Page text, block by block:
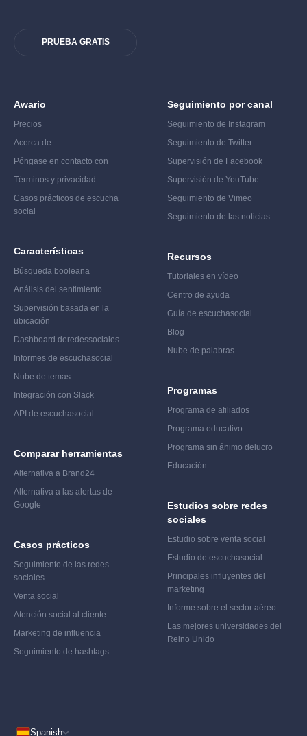
PRUEBA GRATIS
Awario
Precios
Acerca de
Póngase en contacto con
Términos y privacidad
Casos prácticos de escucha
social
Características
Búsqueda booleana
Análisis del sentimiento
Supervisión basada en la
ubicación
Dashboard deredessociales
Informes de escuchasocial
Nube de temas
Integración con Slack
API de escuchasocial
Comparar herramientas
Alternativa a Brand24
Alternativa a las alertas de
Google
Casos prácticos
Seguimiento de las redes
sociales
Venta social
Atención social al cliente
Marketing de influencia
Seguimiento de hashtags
Seguimiento por canal
Seguimiento de Instagram
Seguimiento de Twitter
Supervisión de Facebook
Supervisión de YouTube
Seguimiento de Vimeo
Seguimiento de las noticias
Recursos
Tutoriales en vídeo
Centro de ayuda
Guía de escuchasocial
Blog
Nube de palabras
Programas
Programa de afiliados
Programa educativo
Programa sin ánimo delucro
Educación
Estudios sobre redes
sociales
Estudio sobre venta social
Estudio de escuchasocial
Principales influyentes del
marketing
Informe sobre el sector aéreo
Las mejores universidades del
Reino Unido
Spanish